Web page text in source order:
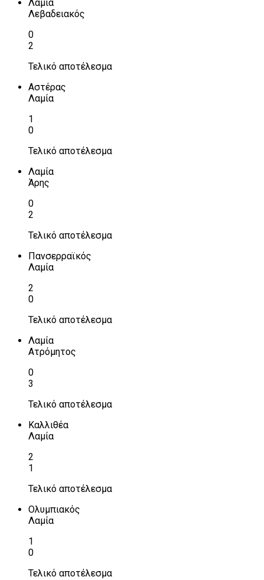
Λαμία
Λεβαδειακός
0
2
Τελικό αποτέλεσμα
Αστέρας
Λαμία
1
0
Τελικό αποτέλεσμα
Λαμία
Άρης
0
2
Τελικό αποτέλεσμα
Πανσερραϊκός
Λαμία
2
0
Τελικό αποτέλεσμα
Λαμία
Ατρόμητος
0
3
Τελικό αποτέλεσμα
Καλλιθέα
Λαμία
2
1
Τελικό αποτέλεσμα
Ολυμπιακός
Λαμία
1
0
Τελικό αποτέλεσμα